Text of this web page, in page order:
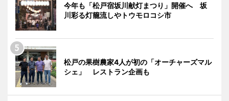
今年も「松戸宿坂川献灯まつり」開催へ 坂
川彩る灯籠流しやトウモロコシ市
松戸の果樹農家4人が初の「オーチャーズマル
シェ」 レストラン企画も